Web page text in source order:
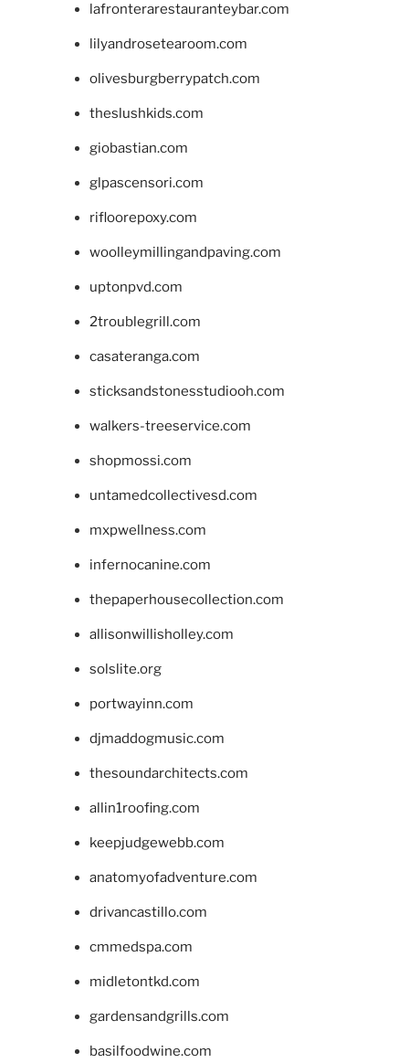
lafronterarestauranteybar.com
lilyandrosetearoom.com
olivesburgberrypatch.com
theslushkids.com
giobastian.com
glpascensori.com
rifloorepoxy.com
woolleymillingandpaving.com
uptonpvd.com
2troublegrill.com
casateranga.com
sticksandstonesstudiooh.com
walkers-treeservice.com
shopmossi.com
untamedcollectivesd.com
mxpwellness.com
infernocanine.com
thepaperhousecollection.com
allisonwillisholley.com
solslite.org
portwayinn.com
djmaddogmusic.com
thesoundarchitects.com
allin1roofing.com
keepjudgewebb.com
anatomyofadventure.com
drivancastillo.com
cmmedspa.com
midletontkd.com
gardensandgrills.com
basilfoodwine.com